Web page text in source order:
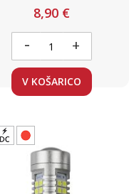
Canbus / z uporom
8,90 €
- +
V KOŠARICO